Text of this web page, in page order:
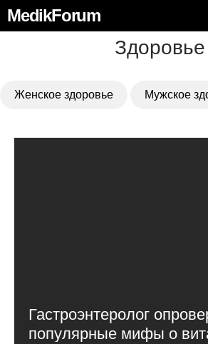
MedikForum
Здоровье
Женское здоровье Мужское
Гастроэнтеролог
популярные мифы о